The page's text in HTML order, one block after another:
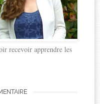
recevoir apprendre les